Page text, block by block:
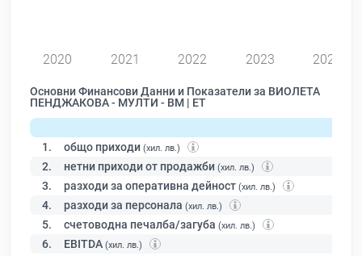
2020 2021 2022 2023 2024
Основни Финансови Данни и Показатели за ВИОЛЕТА
ПЕНДЖАКОВА - МУЛТИ - ВМ | ЕТ
1. общо приходи (хил. лв.)
2. нетни приходи от продажби (хил. лв.)
3. разходи за оперативна дейност (хил. лв.)
4. разходи за персонала (хил. лв.)
5. счетоводна печалба/загуба (хил. лв.)
6. EBITDA (хил. лв.)